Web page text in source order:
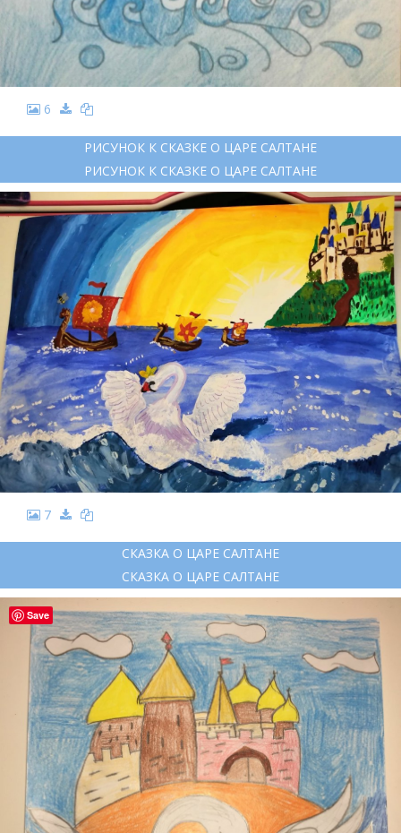
6
РИСУНОК К СКАЗКЕ О ЦАРЕ САЛТАНЕ
РИСУНОК К СКАЗКЕ О ЦАРЕ САЛТАНЕ
7
СКАЗКА О ЦАРЕ САЛТАНЕ
СКАЗКА О ЦАРЕ САЛТАНЕ
Save